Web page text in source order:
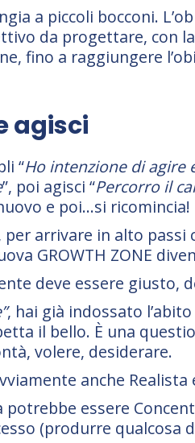
a piccoli bocconi.
da progettare, con
fino a raggiungere
agisci
“Ho intenzione di agire
”, poi agisci “Percorro il
e poi…si ricomincia!
arrivare in alto passi
GROWTH ZONE
deve essere giusto,
, hai già indossato
il bello. È una
volere, desiderare.
anche
essere
(produrre qualcosa